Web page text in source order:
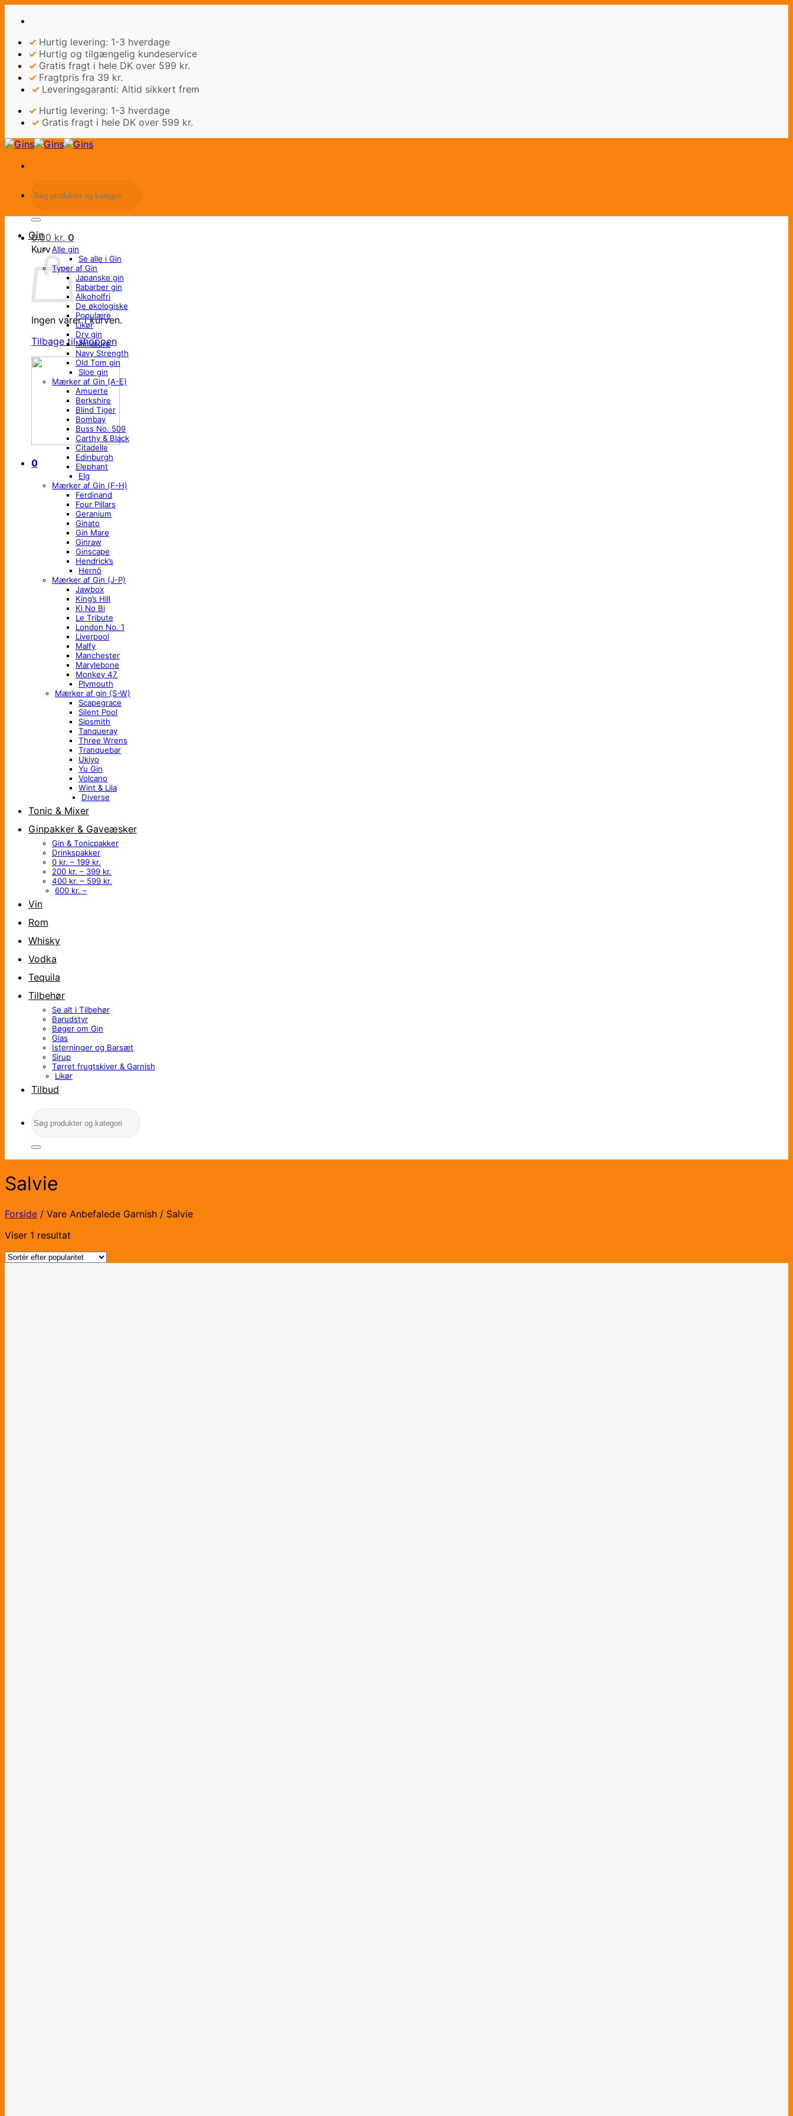
✓ Hurtig levering: 1-3 hverdage
✓ Hurtig og tilgængelig kundeservice
✓ Gratis fragt i hele DK over 599 kr.
✓ Fragtpris fra 39 kr.
✓ Leveringsgaranti: Altid sikkert frem
✓ Hurtig levering: 1-3 hverdage
✓ Gratis fragt i hele DK over 599 kr.
efter:
0,00 kr. 0
Kurv
Ingen varer i kurven.
Tilbage til shoppen
0
Gin
Alle gin
Se alle i Gin
Typer af Gin
Japanske gin
Rabarber gin
Alkoholfri
De økologiske
Populære
Likør
Dry gin
Miniature
Navy Strength
Old Tom gin
Sloe gin
Mærker af Gin (A-E)
Amuerte
Berkshire
Blind Tiger
Bombay
Buss No. 509
Carthy & Black
Citadelle
Edinburgh
Elephant
Elg
Mærker af Gin (F-H)
Ferdinand
Four Pillars
Geranium
Ginato
Gin Mare
Ginraw
Ginscape
Hendrick’s
Hernö
Mærker af Gin (J-P)
Jawbox
King’s Hill
Ki No Bi
Le Tribute
London No. 1
Liverpool
Malfy
Manchester
Marylebone
Monkey 47
Plymouth
Mærker af gin (S-W)
Scapegrace
Silent Pool
Sipsmith
Tanqueray
Three Wrens
Tranquebar
Ukiyo
Yu Gin
Volcano
Wint & Lila
Diverse
Tonic & Mixer
Ginpakker & Gaveæsker
Gin & Tonicpakker
Drinkspakker
0 kr. – 199 kr.
200 kr. – 399 kr.
400 kr. – 599 kr.
600 kr. –
Vin
Rom
Whisky
Vodka
Tequila
Tilbehør
Se alt i Tilbehør
Barudstyr
Bøger om Gin
Glas
Isterninger og Barsæt
Sirup
Tørret frugtskiver & Garnish
Likør
Tilbud
efter:
Salvie
Forside / Vare Anbefalede Garnish / Salvie
Viser 1 resultat